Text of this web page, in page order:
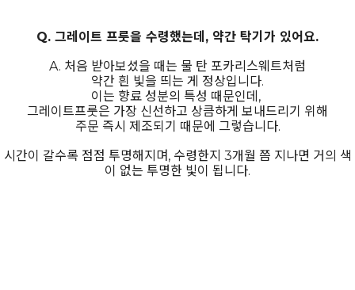
Q. 그레이트 프룻을 수령했는데, 약간 탁기가 있어요.
A. 처음 받아보셨을 때는 물 탄 포카리스웨트처럼
약간 흰 빛을 띄는 게 정상입니다.
이는 향료 성분의 특성 때문인데,
그레이트프룻은 가장 신선하고 상큼하게 보내드리기 위해
주문 즉시 제조되기 때문에 그렇습니다.
시간이 갈수록 점점 투명해지며, 수령한지 3개월 쯤 지나면 거의 색
이 없는 투명한 빛이 됩니다.